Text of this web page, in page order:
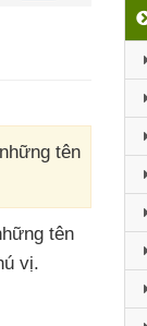
tên
tên
vị.